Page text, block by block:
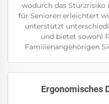
wodurch das
für Senioren erleichtert
unterstützt
und bietet sowohl
Familienangehörigen
Ergonomisches